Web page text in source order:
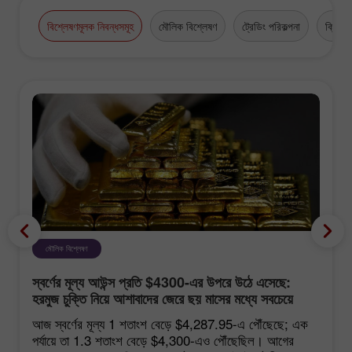
বিশ্লেষণমূলক নিবন্ধসমূহ মৌলিক বিশ্লেষণ ট্রেডিং পরিকল্পনা
মৌলিক বিশ্লেষণ
স্বর্ণের মূল্য আউন্স প্রতি $4300-এর উপরে উঠে এসেছে:
হরমুজ চুক্তি নিয়ে আশাবাদের জেরে ছয় মাসের মধ্যে সবচেয়ে
শক্তিশালী বৃদ্ধি
আজ স্বর্ণের মূল্য 1 শতাংশ বেড়ে $4,287.95-এ পৌঁছেছে; এক
পর্যায়ে তা 1.3 শতাংশ বেড়ে $4,300-এও পৌঁছেছিল। আগের